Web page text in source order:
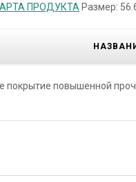
ПРОДУКТА Размер:
покрытие повышенной